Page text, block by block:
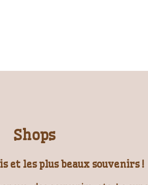
Shops
et les plus beaux souvenirs !